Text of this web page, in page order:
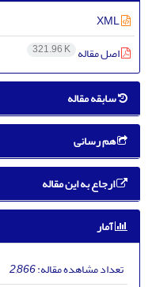
اصل مقاله 321.96 K
سابقه مقاله
هم رسانی
ارجاع به این مقاله
آمار
تعداد مشاهده مقاله:2,866